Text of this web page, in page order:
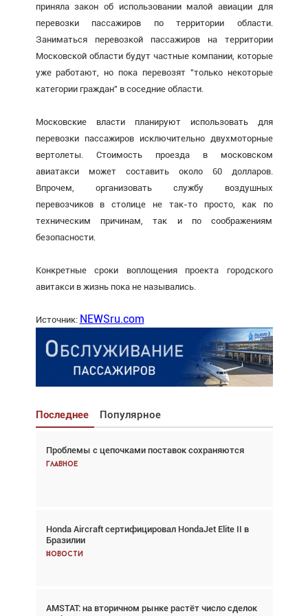
приняла закон об использовании малой авиации для
перевозки пассажиров по территории области.
Заниматься перевозкой пассажиров на территории
Московской области будут частные компании, которые
уже работают, но пока перевозят "только некоторые
категории граждан" в соседние области.
Московские власти планируют использовать для
перевозки пассажиров исключительно двухмоторные
вертолеты. Стоимость проезда в московском
авиатакси может составить около 60 долларов.
Впрочем, организовать службу воздушных
перевозчиков в столице не так-то просто, как по
техническим причинам, так и по соображениям
безопасности.
Конкретные сроки воплощения проекта городского
авитакси в жизнь пока не назывались.
Источник: NEWSru.com
Последнее Популярное
Проблемы с цепочками поставок сохраняются
Главное
Honda Aircraft сертифицировал HondaJet Elite II в
Бразилии
Новости
AMSTAT: на вторичном рынке растёт число сделок
Взгляд с высоты: тандем вертолётов и БПЛА в
спасательных операциях
Авиационный фотограф Дэйв Кох: «Фотография
говорит сама за себя... а ИИ всё портит»
Новости
Проблемы с цепочками поставок сохраняются